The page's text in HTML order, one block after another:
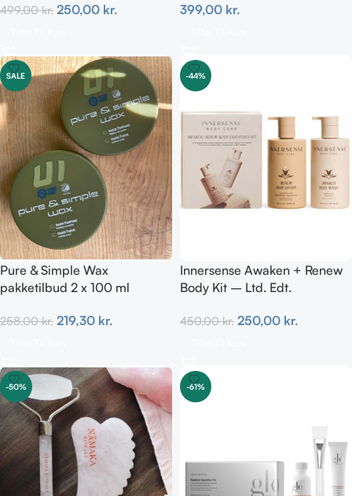
499,00kr. 250,00 kr.
399,00 kr.
SALE
Pure & Simple Wax
pakketilbud 2 x 100 ml
258,00kr. 219,30 kr.
-44%
Innersense Awaken + Renew
Body Kit – Ltd. Edt.
450,00kr. 250,00 kr.
-50% -61%